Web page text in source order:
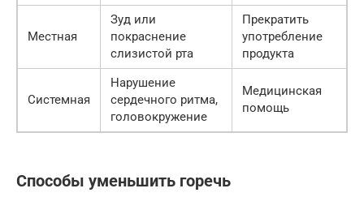
Местная
Зуд или
покраснение
слизистой рта
Прекратить
употребление
продукта
Системная
Нарушение
сердечного ритма,
головокружение
Медицинская
помощь
Способы уменьшить горечь